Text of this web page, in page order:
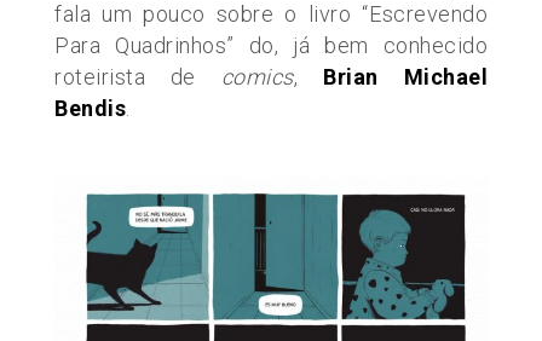
fala um pouco sobre o livro “Escrevendo
Para Quadrinhos” do, já bem conhecido
roteirista de comics, Brian Michael
Bendis